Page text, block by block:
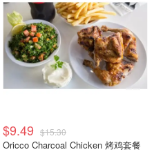
$9.49 $15.30
Oricco Charcoal Chicken 烤鸡套餐